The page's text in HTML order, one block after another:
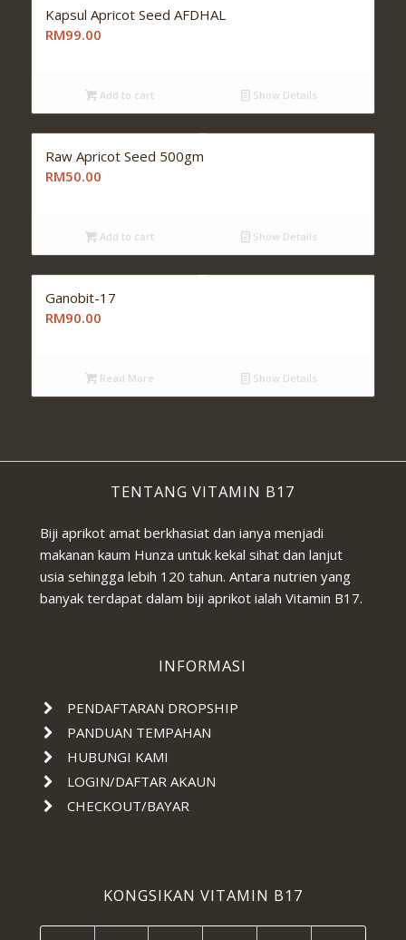
Kapsul Apricot Seed AFDHAL
RM99.00
Add to cart Show Details
Raw Apricot Seed 500gm
RM50.00
Add to cart Show Details
Ganobit-17
RM90.00
Read More Show Details
TENTANG VITAMIN B17
Biji aprikot amat berkhasiat dan ianya menjadi
makanan kaum Hunza untuk kekal sihat dan lanjut
usia sehingga lebih 120 tahun. Antara nutrien yang
banyak terdapat dalam biji aprikot ialah Vitamin B17.
INFORMASI
PENDAFTARAN DROPSHIP
PANDUAN TEMPAHAN
HUBUNGI KAMI
LOGIN/DAFTAR AKAUN
CHECKOUT/BAYAR
KONGSIKAN VITAMIN B17